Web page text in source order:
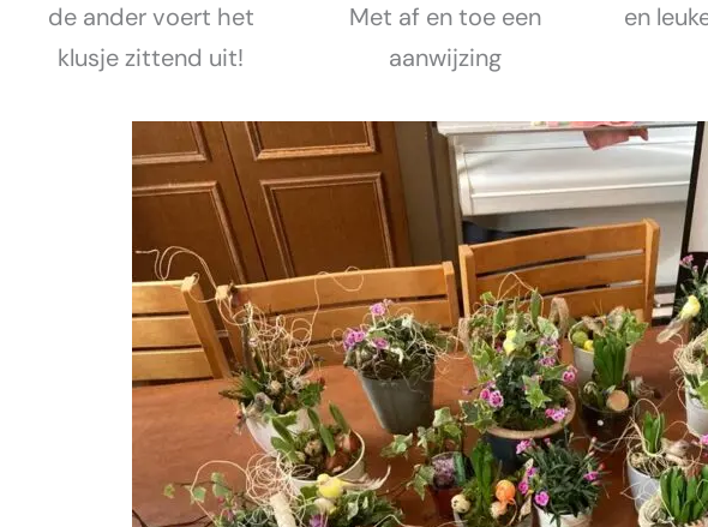
de ander voert het
klusje zittend uit!
Met af en toe een
aanwijzing
en